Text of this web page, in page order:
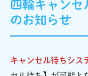
四輪キャンセ
のお知らせ
キャンセル待ちシス